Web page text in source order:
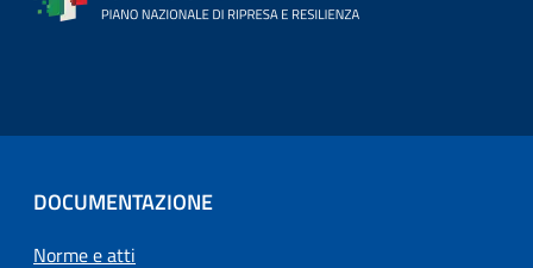
DOCUMENTAZIONE
Norme e atti